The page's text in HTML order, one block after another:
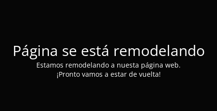
Página se está remodelando
Estamos remodelando a nuesta página web.
¡Pronto vamos a estar de vuelta!